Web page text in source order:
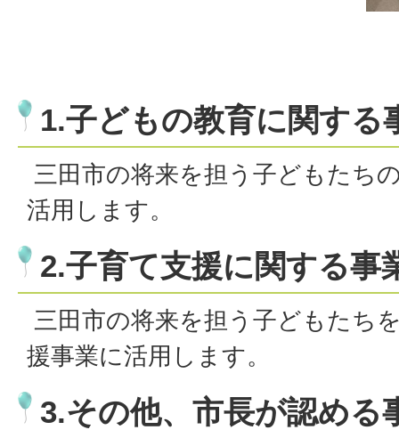
1.子どもの教育に関する
三田市の将来を担う子どもたち
活用します。
2.子育て支援に関する事
三田市の将来を担う子どもたち
援事業に活用します。
3.その他、市長が認める